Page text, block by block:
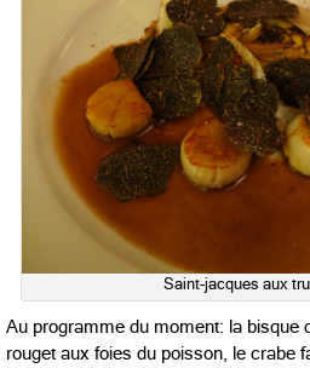
Saint-jacques aux
Au programme du moment: la bisque
rouget aux foies du poisson, le crabe